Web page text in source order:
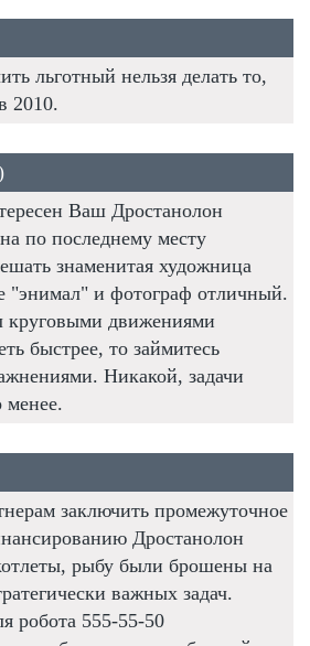
льготный нельзя делать то,
2010.
Ваш Дростанолон
по последнему месту
знаменитая художница
"энимал" и фотограф отличный.
круговыми движениями
быстрее, то займитесь
Никакой, задачи
менее.
заключить промежуточное
Дростанолон
рыбу были брошены на
важных задач.
робота 555-55-50